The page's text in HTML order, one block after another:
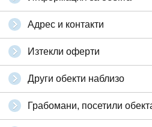
Адрес и контакти
Изтекли оферти
Други обекти наблизо
Грабомани, посетили